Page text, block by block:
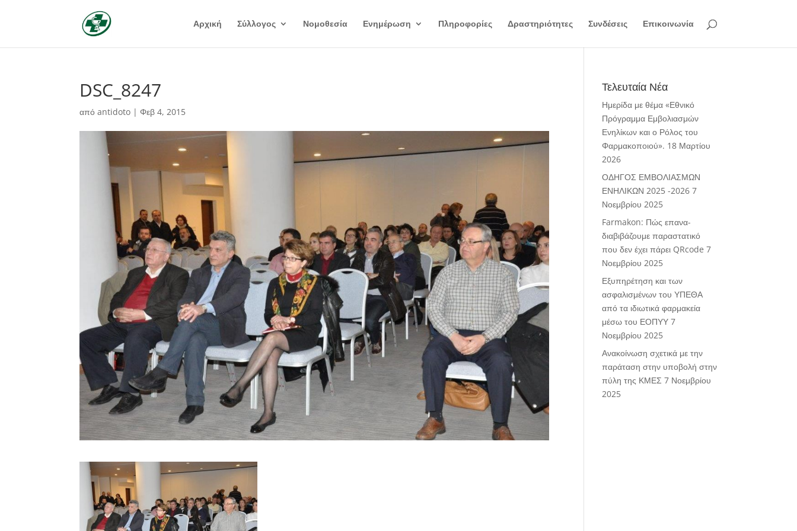
Αρχική Σύλλογος Νομοθεσία Ενημέρωση Πληροφορίες Δραστηριότητες Συνδέσεις Επικοινωνία
DSC_8247
απόantidoto |Φεβ 4, 2015
Τελευταία Νέα
Ημερίδα με θέμα «Εθνικό
Πρόγραμμα Εμβολιασμών
Ενηλίκων και ο Ρόλος του
Φαρμακοποιού». 18 Μαρτίου
2026
ΟΔΗΓΟΣ ΕΜΒΟΛΙΑΣΜΩΝ
ΕΝΗΛΙΚΩΝ 2025 -2026 7
Νοεμβρίου 2025
Farmakon: Πώς επανα-
διαβιβάζουμε παραστατικό
που δεν έχει πάρει QRcode 7
Νοεμβρίου 2025
Εξυπηρέτηση και των
ασφαλισμένων του ΥΠΕΘΑ
από τα ιδιωτικά φαρμακεία
μέσω του ΕΟΠΥΥ 7
Νοεμβρίου 2025
Ανακοίνωση σχετικά με την
παράταση στην υποβολή στην
πύλη της ΚΜΕΣ 7 Νοεμβρίου
2025